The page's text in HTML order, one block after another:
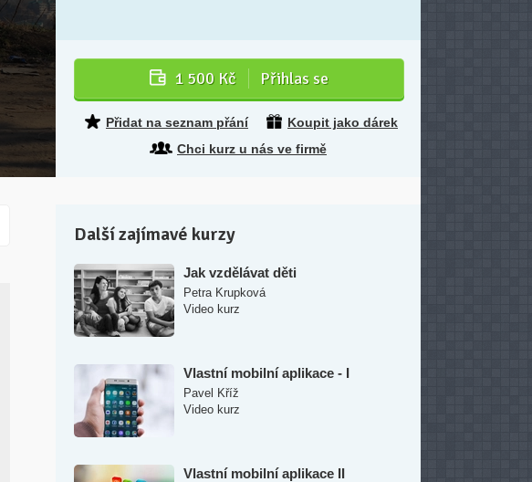
1 500 Kč Přihlas se
Přidat na seznam přání
Koupit jako dárek
Chci kurz u nás ve firmě
Další zajímavé kurzy
Jak vzdělávat děti
Petra Krupková
Video kurz
Vlastní mobilní aplikace - I
Pavel Kříž
Video kurz
Vlastní mobilní aplikace II